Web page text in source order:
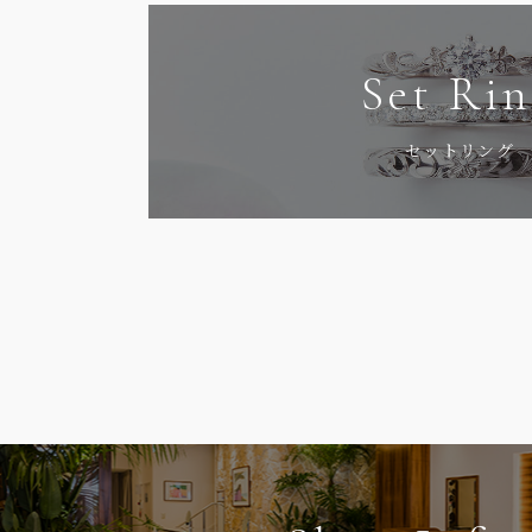
Set
セットリング